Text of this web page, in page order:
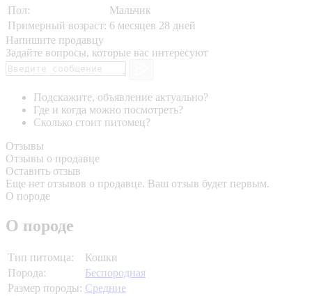
Пол:
Мальчик
Примерный возраст: 6 месяцев 28 дней
Напишите продавцу
Задайте вопросы, которые вас интересуют
Подскажите, объявление актуально?
Где и когда можно посмотреть?
Сколько стоит питомец?
Отзывы
Отзывы о продавце
Оставить отзыв
Еще нет отзывов о продавце. Ваш отзыв будет первым.
О породе
О породе
Тип питомца:
Кошки
Порода:
Беспородная
Размер породы: Средние